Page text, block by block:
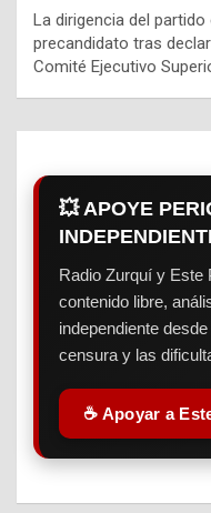
La dirigencia del
precandidato tras
Comité Ejecutivo
💥 APOYE
Radio Zurquí y Este
contenido libre,
independiente
censura y las
☕ Apoyar a